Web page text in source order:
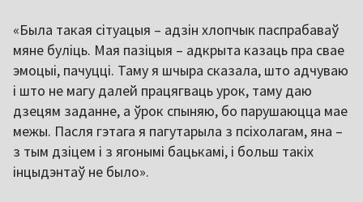
«Была такая сітуацыя – адзін хлопчык паспрабаваў
мяне буліць. Мая пазіцыя – адкрыта казаць пра свае
эмоцыі, пачуцці. Таму я шчыра сказала, што адчуваю
і што не магу далей працягваць урок, таму даю
дзецям заданне, а ўрок спыняю, бо парушаюцца мае
межы. Пасля гэтага я пагутарыла з псіхолагам, яна –
з тым дзіцем і з ягонымі бацькамі, і больш такіх
інцыдэнтаў не было».